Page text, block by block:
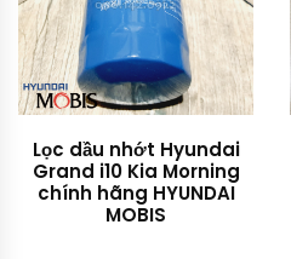
Lọc dầu nhớt Hyundai
Grand i10 Kia Morning
chính hãng HYUNDAI
MOBIS